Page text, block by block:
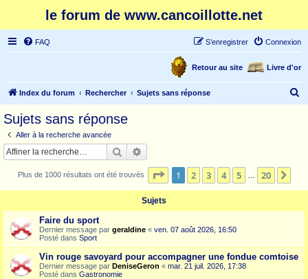
le forum de www.cancoillotte.net
FAQ Connexion
S’enregistrer
Livre d'or
Retour au site
Index du forum Rechercher Sujets sans réponse
c
Sujets sans réponse
Aller à la recherche avancée
Rechercher
Plus de 1000 résultats ont été trouvés Page 1sur20
1 2 3 4 5 20
Sujets
Faire du sport
Dernier message par geraldine « ven. 07 août 2026, 16:50
Posté dans Sport
Vin rouge savoyard pour accompagner une fondue comtoise
Dernier message par DeniseGeron « mar. 21 juil. 2026, 17:38
Posté dans Gastronomie